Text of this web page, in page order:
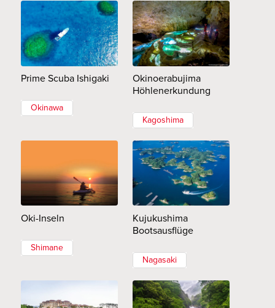
Prime Scuba Ishigaki
Okinawa
Okinoerabujima
Höhlenerkundung
Kagoshima
Oki-Inseln
Shimane
Kujukushima
Bootsausflüge
Nagasaki